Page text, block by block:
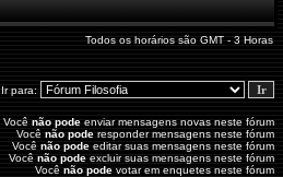
Todos os horários são GMT - 3 Horas
Ir para:
Vocênão pode enviar mensagens novas neste fórum
Vocênão pode responder mensagens neste fórum
Vocênão pode editar suas mensagens neste fórum
Vocênão pode excluir suas mensagens neste fórum
Vocênão pode votar em enquetes neste fórum